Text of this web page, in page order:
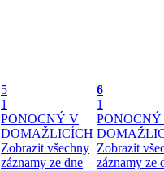
5
1
PONOCNÝ V
DOMAŽLICÍCH
Zobrazit všechny
záznamy ze dne
6
1
Zobrazit
záznamy ze